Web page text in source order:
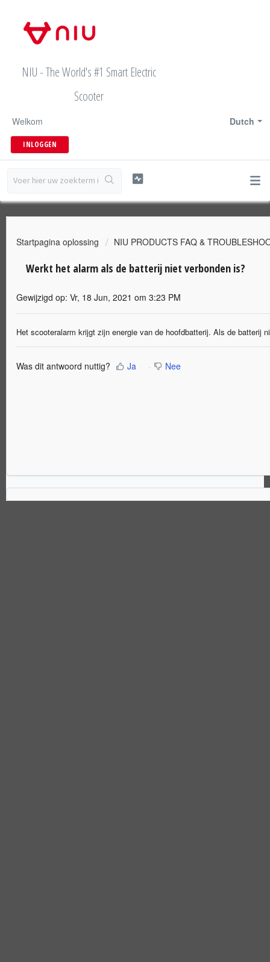
NIU - The World's #1 Smart Electric
Scooter
Dutch
Welkom
INLOGGEN
Startpagina oplossing NIU PRODUCTS FAQ &
Werkt het alarm als de batterij niet verbonden is?
Gewijzigd op: Vr, 18 Jun, 2021 om 3:23 PM
Het scooteralarm krijgt zijn energie van de hoofdbatterij. Als de batterij
Was dit antwoord nuttig? Ja Nee